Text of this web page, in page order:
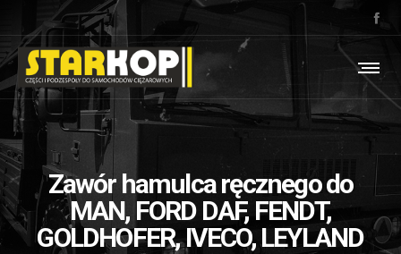
Zawór hamulca ręcznego do
MAN, FORD DAF, FENDT,
GOLDHOFER, IVECO, LEYLAND